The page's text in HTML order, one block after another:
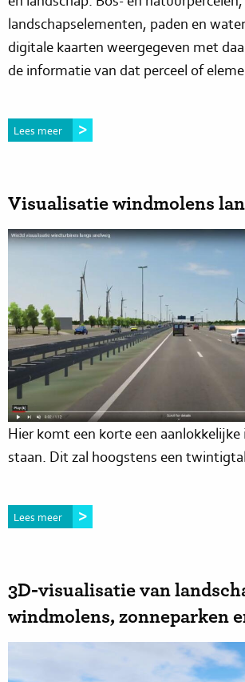
landschapselementen, paden en
digitale kaarten weergegeven met
de informatie van dat perceel of
Lees meer
Visualisatie windmolens
Hier komt een korte een
staan. Dit zal hoogstens een
Lees meer
3D-visualisatie van
windmolens, zonneparken